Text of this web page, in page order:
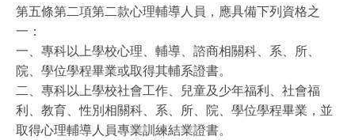
第五條第二項第二款心理輔導人員，應具備下列資格之
一：
一、專科以上學校心理、輔導、諮商相關科、系、所、
院、學位學程畢業或取得其輔系證書。
二、專科以上學校社會工作、兒童及少年福利、社會福
利、教育、性別相關科、系、所、院、學位學程畢業，並
取得心理輔導人員專業訓練結業證書。